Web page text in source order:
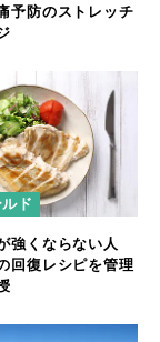
予防のストレッチ
ド
強くならない人
回復レシピを管理